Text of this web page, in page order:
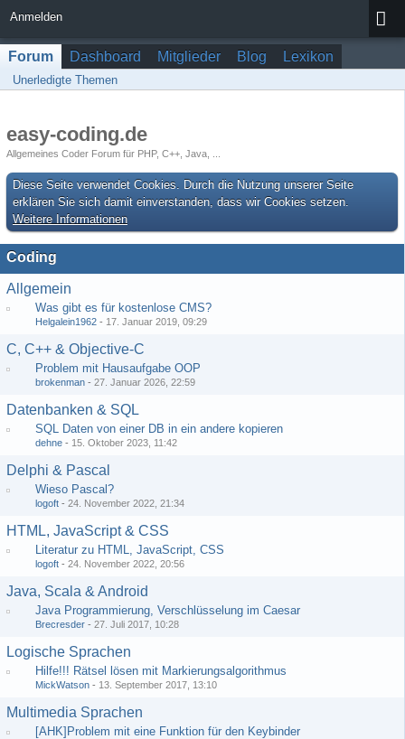
Anmelden
Forum Dashboard Mitglieder Blog Lexikon
Unerledigte Themen
easy-coding.de
Allgemeines Coder Forum für PHP, C++, Java, ...
Diese Seite verwendet Cookies. Durch die Nutzung unserer Seite
erklären Sie sich damit einverstanden, dass wir Cookies setzen.
Weitere Informationen
Coding
Allgemein
Was gibt es für kostenlose CMS?
Helgalein1962 - 17. Januar 2019, 09:29
C, C++ & Objective-C
Problem mit Hausaufgabe OOP
brokenman - 27. Januar 2026, 22:59
Datenbanken & SQL
SQL Daten von einer DB in ein andere kopieren
dehne - 15. Oktober 2023, 11:42
Delphi & Pascal
Wieso Pascal?
logoft - 24. November 2022, 21:34
HTML, JavaScript & CSS
Literatur zu HTML, JavaScript, CSS
logoft - 24. November 2022, 20:56
Java, Scala & Android
Java Programmierung, Verschlüsselung im Caesar
Brecresder - 27. Juli 2017, 10:28
Logische Sprachen
Hilfe!!! Rätsel lösen mit Markierungsalgorithmus
MickWatson - 13. September 2017, 13:10
Multimedia Sprachen
[AHK]Problem mit eine Funktion für den Keybinder